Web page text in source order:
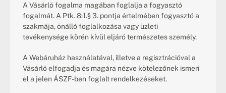
A Vásárló fogalma magában foglalja a fogyasztó
fogalmát. A Ptk. 8:1.§ 3. pontja értelmében fogyasztó a
szakmája, önálló foglalkozása vagy üzleti
tevékenysége körén kívül eljáró természetes személy.
A Webáruház használatával, illetve a regisztrációval a
Vásárló elfogadja és magára nézve kötelezőnek ismeri
el a jelen ÁSZF-ben foglalt rendelkezéseket.